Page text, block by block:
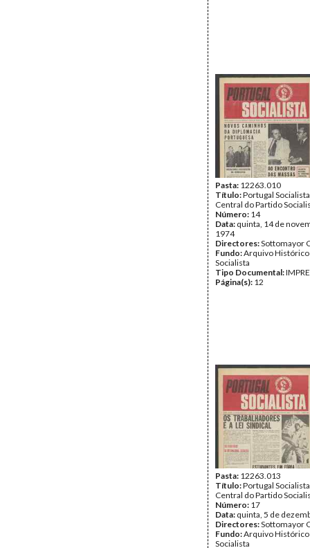
Pasta: 12263.010
Título:Portugal
Central do Partido
Número: 14
Data: quinta, 14 de
1974
Directores:Sottomayor
Fundo:Arquivo
Socialista
Tipo Documental:
Página(s): 12
Pasta: 12263.013
Título:Portugal
Central do Partido
Número: 17
Data: quinta, 5 de
Directores:Sottomayor
Fundo:Arquivo
Socialista